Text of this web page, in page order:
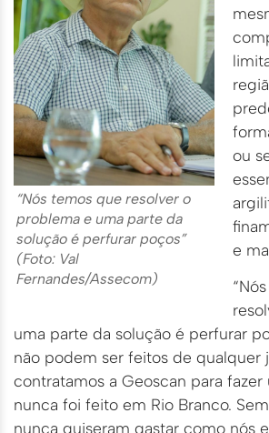
“Nós temos que resolver o
problema e uma parte da
solução é perfurar poços”
(Foto: Val
Fernandes/Assecom)
ou
e
uma parte da solução é perfurar
não podem ser feitos de qualquer
contratamos a Geoscan para
nunca foi feito em Rio Branco.
nunca quiseram gastar como nós